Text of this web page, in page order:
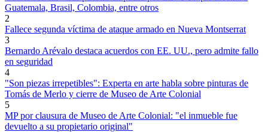
Guatemala, Brasil, Colombia, entre otros
2
Fallece segunda víctima de ataque armado en Nueva Montserrat
3
Bernardo Arévalo destaca acuerdos con EE. UU., pero admite fallo
en seguridad
4
"Son piezas irrepetibles": Experta en arte habla sobre pinturas de
Tomás de Merlo y cierre de Museo de Arte Colonial
5
MP por clausura de Museo de Arte Colonial: "el inmueble fue
devuelto a su propietario original"